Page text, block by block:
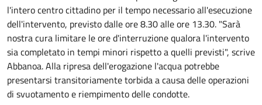
l'intero centro cittadino per il tempo necessario all'esecuzione
dell'intervento, previsto dalle ore 8.30 alle ore 13.30. "Sarà
nostra cura limitare le ore d'interruzione qualora l'intervento
sia completato in tempi minori rispetto a quelli previsti", scrive
Abbanoa. Alla ripresa dell'erogazione l'acqua potrebbe
presentarsi transitoriamente torbida a causa delle operazioni
di svuotamento e riempimento delle condotte.